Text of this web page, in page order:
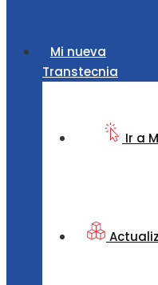
Mi nueva
Transtecnia
Ir a